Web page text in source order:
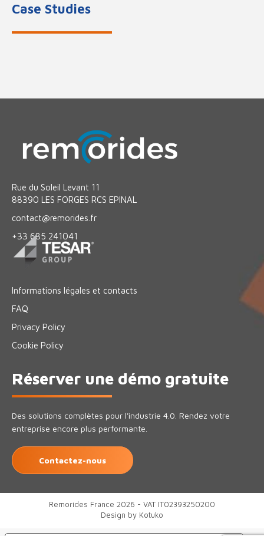
Case Studies
Rue du Soleil Levant 11
88390 LES FORGES RCS EPINAL
contact@remorides.fr
+33 685 241041
Informations légales et contacts
FAQ
Privacy Policy
Cookie Policy
Réserver une démo gratuite
Des solutions complètes pour l'industrie 4.0. Rendez votre
entreprise encore plus performante.
Contactez-nous
Remorides France 2026 - VAT IT02393250200
Design by Kotuko